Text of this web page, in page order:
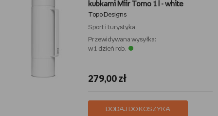
kubkami Miir Tomo 1 l - white
Topo Designs
Sport i turystyka
Przewidywana wysyłka:
w 1 dzień rob.
279,00 zł
DODAJ DO KOSZYKA